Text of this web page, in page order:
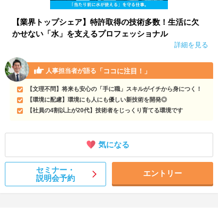
【業界トップシェア】特許取得の技術多数！生活に欠
かせない「水」を支えるプロフェッショナル
詳細を見る
人事担当者が語る 「ココに注目！」
【文理不問】将来も安心の「手に職」スキルがイチから身につく！
【環境に配慮】環境にも人にも優しい新技術を開発◎
【社員の4割以上が20代】技術者をじっくり育てる環境です
気になる
セミナー・
説明会予約
エントリー